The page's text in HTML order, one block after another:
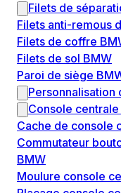
Filets de
Filets anti-remous
Filets de coffre
Filets de sol BMW
Paroi de siège
Console
Cache de console
Commutateur
BMW
Moulure console